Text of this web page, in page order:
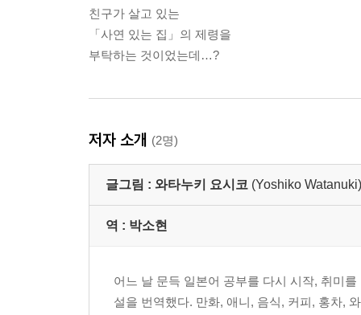
친구가 살고 있는
「사연 있는 집」의 제령을
부탁하는 것이었는데…?
저자 소개 (2명)
글그림 : 와타누키 요시코 (Yoshiko Watanuki)
역 : 박소현
어느 날 문득 일본어 공부를 다시 시작, 취미
설을 번역했다. 만화, 애니, 음식, 커피, 홍차,